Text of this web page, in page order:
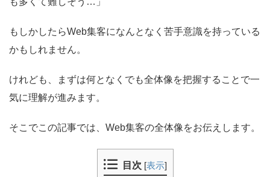
もしかしたらWeb集客になんとなく苦手意識を持っている
かもしれません。
けれども、まずは何となくでも全体像を把握することで一
気に理解が進みます。
そこでこの記事では、Web集客の全体像をお伝えします。
目次 [表示]